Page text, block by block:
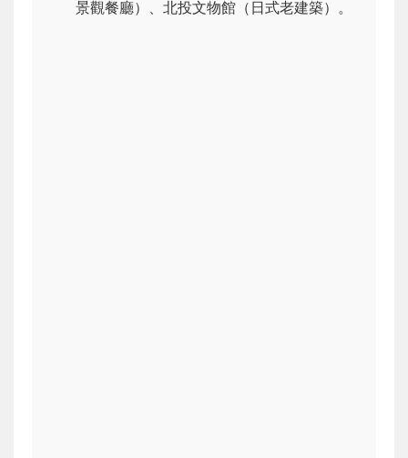
景觀餐廳）、北投文物館（日式老建築）。